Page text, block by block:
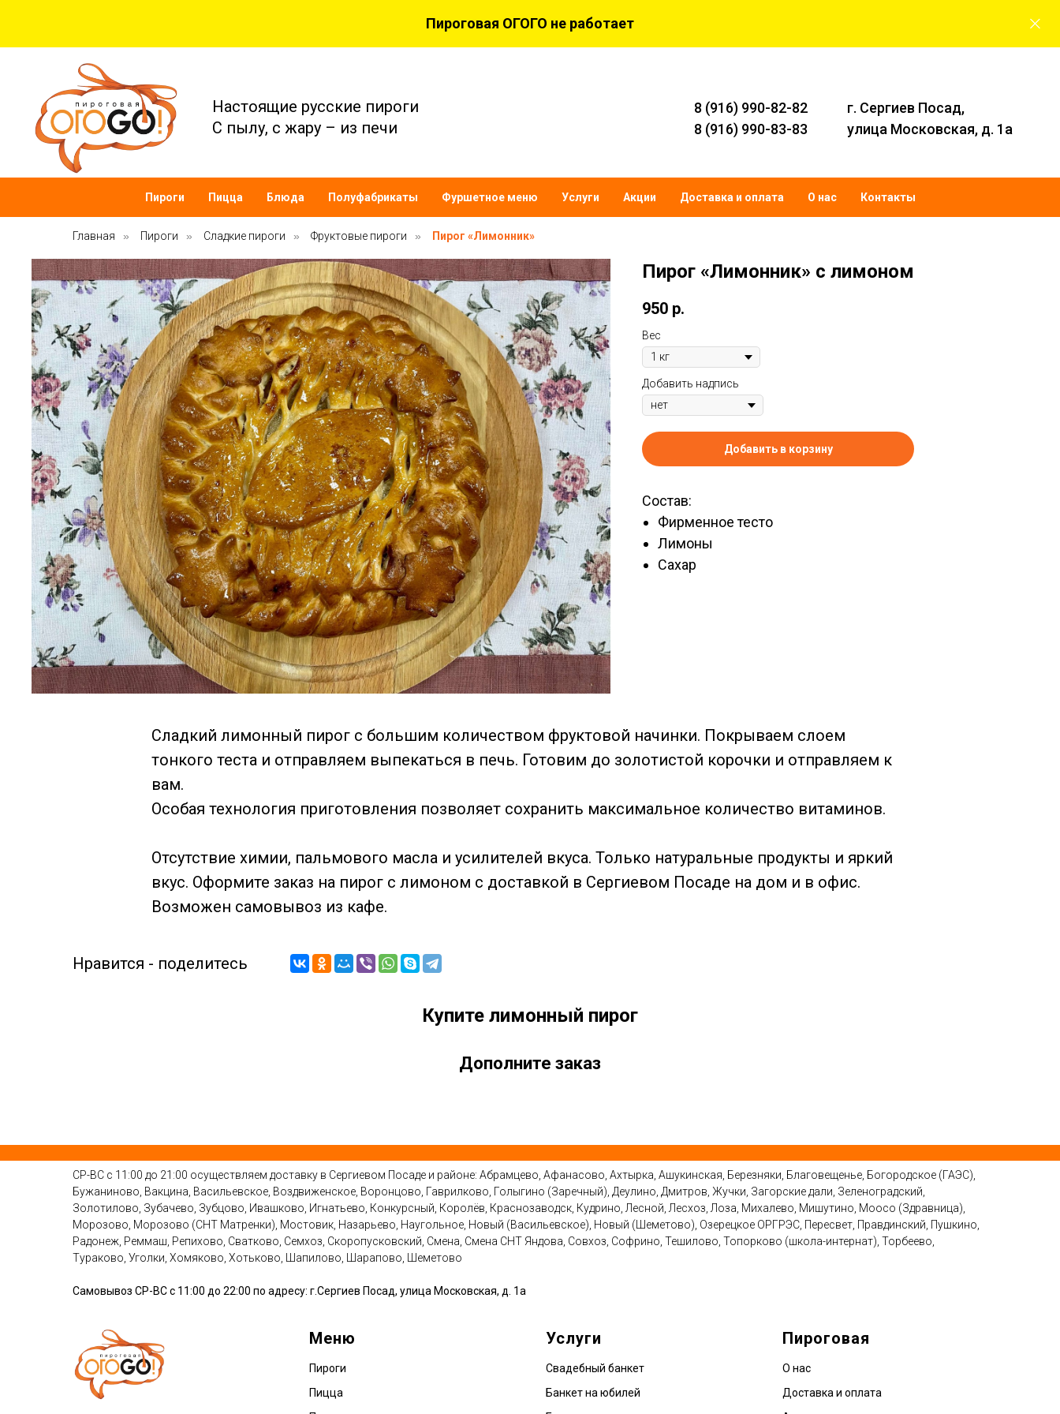
Пироговая ОГОГО не работает
Настоящие русские пироги
С пылу, с жару – из печи
8 (916) 990-82-82
8 (916) 990-83-83
г. Сергиев Посад,
улица Московская, д. 1а
Пироги Пицца Блюда Полуфабрикаты Фуршетное меню Услуги Акции Доставка и оплата О нас Контакты
Главная » Пироги » Сладкие пироги » Фруктовые пироги » Пирог «Лимонник»
Пирог «Лимонник» с лимоном
950 р.
Вес
Добавить надпись
Добавить в корзину
Состав:
Фирменное тесто
Лимоны
Сахар
Сладкий лимонный пирог с большим количеством фруктовой начинки. Покрываем слоем
тонкого теста и отправляем выпекаться в печь. Готовим до золотистой корочки и отправляем к
вам.
Особая технология приготовления позволяет сохранить максимальное количество витаминов.
Отсутствие химии, пальмового масла и усилителей вкуса. Только натуральные продукты и яркий
вкус. Оформите заказ на пирог с лимоном с доставкой в Сергиевом Посаде на дом и в офис.
Возможен самовывоз из кафе.
Нравится - поделитесь
Купите лимонный пирог
Дополните заказ
СР-ВС с 11:00 до 21:00 осуществляем доставку в Сергиевом Посаде и районе: Абрамцево, Афанасово, Ахтырка, Ашукинская, Березняки, Благовещенье, Богородское (ГАЭС),
Бужаниново, Вакцина, Васильевское, Воздвиженское, Воронцово, Гаврилково, Голыгино (Заречный), Деулино, Дмитров, Жучки, Загорские дали, Зеленоградский,
Золотилово, Зубачево, Зубцово, Ивашково, Игнатьево, Конкурсный, Королёв, Краснозаводск, Кудрино, Лесной, Лесхоз, Лоза, Михалево, Мишутино, Моосо (Здравница),
Морозово, Морозово (СНТ Матренки), Мостовик, Назарьево, Наугольное, Новый (Васильевское), Новый (Шеметово), Озерецкое ОРГРЭС, Пересвет, Правдинский, Пушкино,
Радонеж, Реммаш, Репихово, Сватково, Семхоз, Скоропусковский, Смена, Смена СНТ Яндова, Совхоз, Софрино, Тешилово, Топорково (школа-интернат), Торбеево,
Тураково, Уголки, Хомяково, Хотьково, Шапилово, Шарапово, Шеметово
Самовывоз СР-ВС с 11:00 до 22:00 по адресу: г.Сергиев Посад, улица Московская, д. 1а
Меню
Пироги
Пицца
Услуги
Свадебный банкет
Банкет на юбилей
Пироговая
О нас
Доставка и оплата